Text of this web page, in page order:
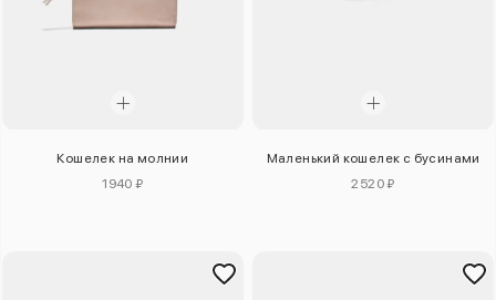
Кошелек на молнии
1940 ₽
Маленький кошелек с бусинами
2520 ₽